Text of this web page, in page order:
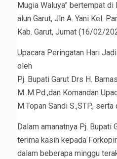
Mugia Waluya” bertempat
alun Garut, Jln A. Yani Kel.
Kab. Garut, Jumat (16/02/
Upacara Peringatan Hari
oleh
Pj. Bupati Garut Drs H.
M..M.Pd.,dan Komandan
M.Topan Sandi S.,STP.,
Dalam amanatnya Pj. Bupati
terima kasih kepada
dalam beberapa minggu